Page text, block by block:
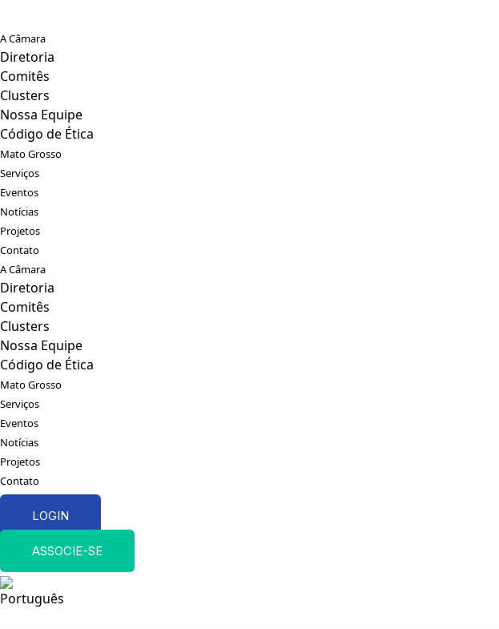
A Câmara
Diretoria
Comitês
Clusters
Nossa Equipe
Código de Ética
Mato Grosso
Serviços
Eventos
Notícias
Projetos
Contato
A Câmara
Diretoria
Comitês
Clusters
Nossa Equipe
Código de Ética
Mato Grosso
Serviços
Eventos
Notícias
Projetos
Contato
LOGIN
ASSOCIE-SE